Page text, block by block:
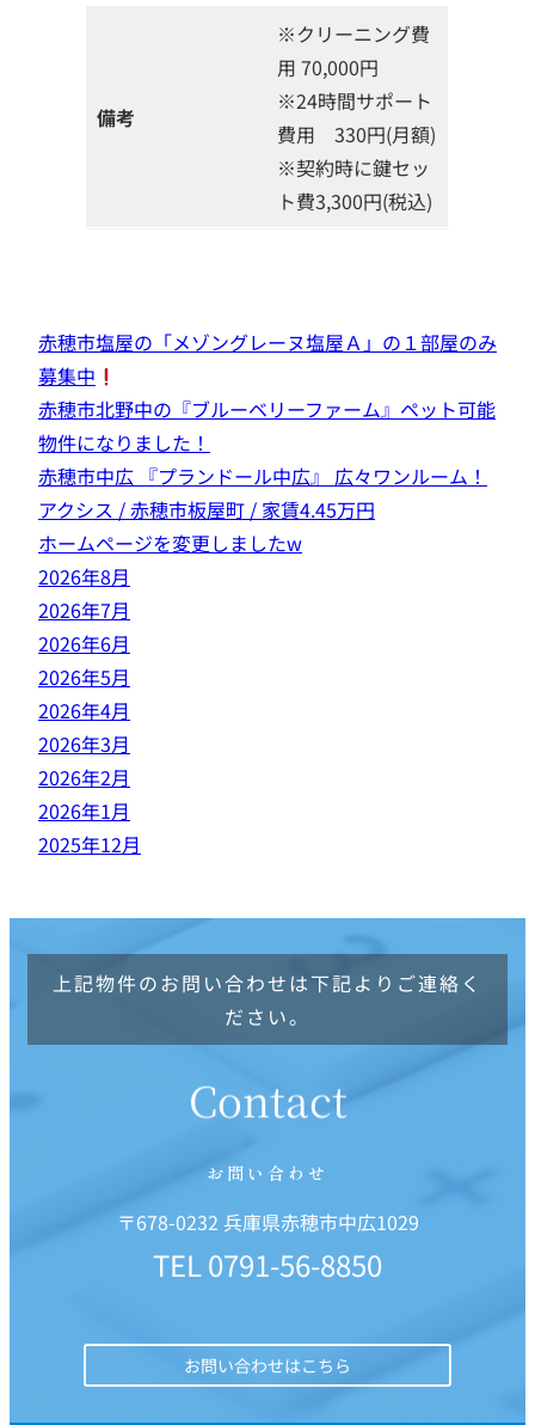
備考
※クリーニング費
用 70,000円
※24時間サポート
費用 330円(月額)
※契約時に鍵セッ
ト費3,300円(税込)
赤穂市塩屋の「メゾングレーヌ塩屋Ａ」の１部屋のみ
募集中
赤穂市北野中の『ブルーベリーファーム』ペット可能
物件になりました！
赤穂市中広 『プランドール中広』 広々ワンルーム！
アクシス / 赤穂市板屋町 / 家賃4.45万円
ホームページを変更しましたw
2026年8月
2026年7月
2026年6月
2026年5月
2026年4月
2026年3月
2026年2月
2026年1月
2025年12月
上記物件のお問い合わせは下記よりご連絡く
ださい。
Contact
お問い合わせ
〒678-0232 兵庫県赤穂市中広1029
TEL0791-56-8850
お問い合わせはこちら